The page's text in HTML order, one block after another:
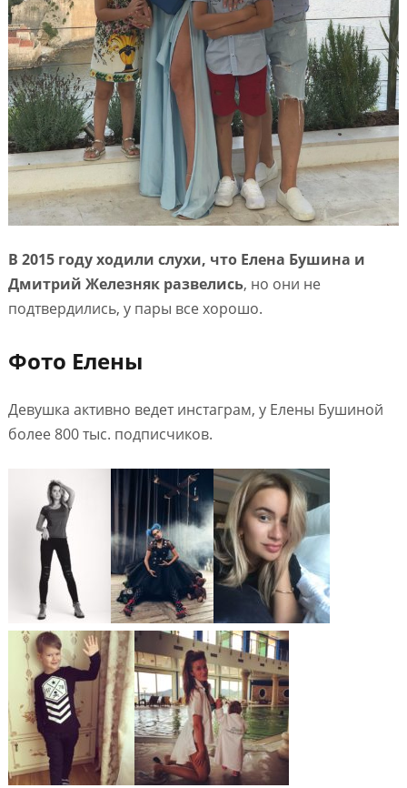
В 2015 году ходили слухи, что Елена Бушина и
Дмитрий Железняк развелись, но они не
подтвердились, у пары все хорошо.
Фото Елены
Девушка активно ведет инстаграм, у Елены Бушиной
более 800 тыс. подписчиков.